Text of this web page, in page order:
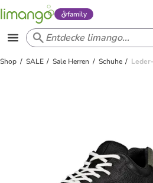
family
Shop SALE Sale Herren Schuhe